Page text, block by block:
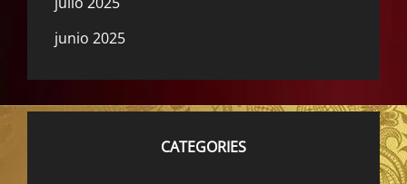
junio 2025
CATEGORIES